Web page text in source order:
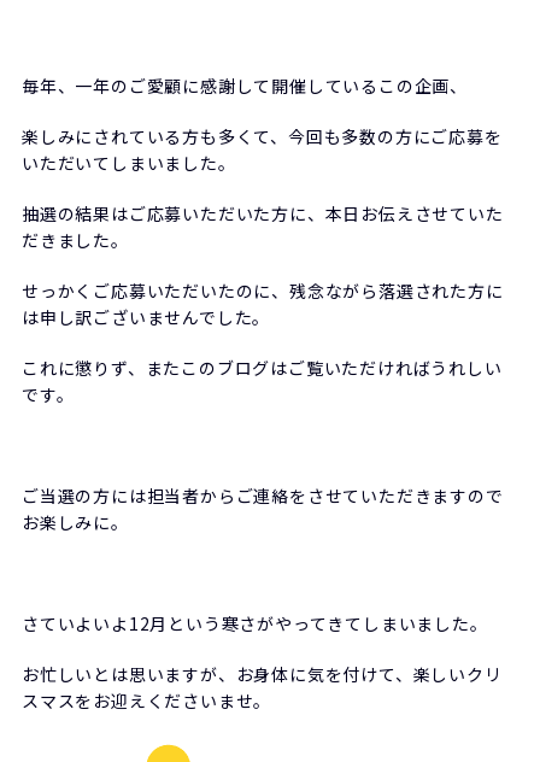
毎年、一年のご愛顧に感謝して開催しているこの企画、
楽しみにされている方も多くて、今回も多数の方にご応募を
いただいてしまいました。
抽選の結果はご応募いただいた方に、本日お伝えさせていた
だきました。
せっかくご応募いただいたのに、残念ながら落選された方に
は申し訳ございませんでした。
これに懲りず、またこのブログはご覧いただければうれしい
です。
ご当選の方には担当者からご連絡をさせていただきますので
お楽しみに。
さていよいよ12月という寒さがやってきてしまいました。
お忙しいとは思いますが、お身体に気を付けて、楽しいクリ
スマスをお迎えくださいませ。